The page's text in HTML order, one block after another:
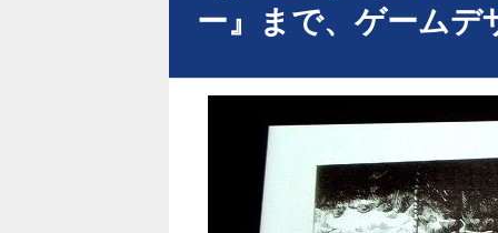
ー』まで、ゲームデ